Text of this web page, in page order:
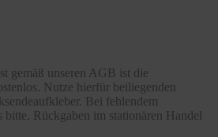
gemäß unseren AGB ist die
Nutze hierfür beiliegenden
Bei fehlendem
bitte. Rückgaben im stationären Handel